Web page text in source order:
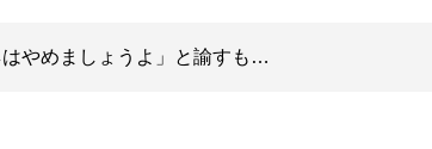
はやめましょうよ」と諭すも…